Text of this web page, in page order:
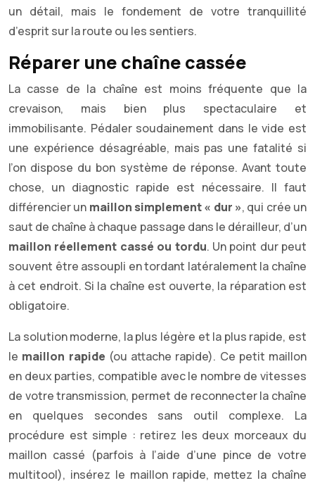
un détail, mais le fondement de votre tranquillité
d’esprit sur la route ou les sentiers.
Réparer une chaîne cassée
La casse de la chaîne est moins fréquente que la
crevaison, mais bien plus spectaculaire et
immobilisante. Pédaler soudainement dans le vide est
une expérience désagréable, mais pas une fatalité si
l’on dispose du bon système de réponse. Avant toute
chose, un diagnostic rapide est nécessaire. Il faut
différencier un maillon simplement « dur », qui crée un
saut de chaîne à chaque passage dans le dérailleur, d’un
maillon réellement cassé ou tordu. Un point dur peut
souvent être assoupli en tordant latéralement la chaîne
à cet endroit. Si la chaîne est ouverte, la réparation est
obligatoire.
La solution moderne, la plus légère et la plus rapide, est
le maillon rapide (ou attache rapide). Ce petit maillon
en deux parties, compatible avec le nombre de vitesses
de votre transmission, permet de reconnecter la chaîne
en quelques secondes sans outil complexe. La
procédure est simple : retirez les deux morceaux du
maillon cassé (parfois à l’aide d’une pince de votre
multitool), insérez le maillon rapide, mettez la chaîne